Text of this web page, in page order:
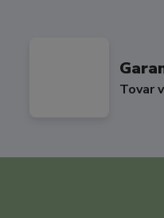
Tovar